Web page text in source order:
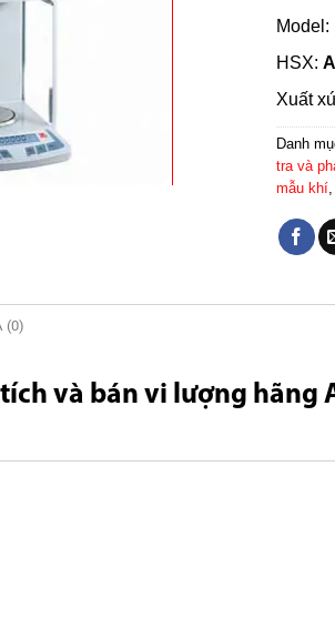
Model:
HSX:
Xuất
Danh
tra và
mẫu khí
(0)
và bán vi lượng hãng